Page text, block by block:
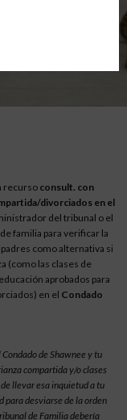
recurso consult. con
divorciados en el
del tribunal o el
familia para verificar la
como alternativa si
(como las clases de
aprobados para
en el Condado
de Shawnee y tu
compartida y/o clases
llevar esa inquietud a tu
para desviarse de la orden
de Familia debería